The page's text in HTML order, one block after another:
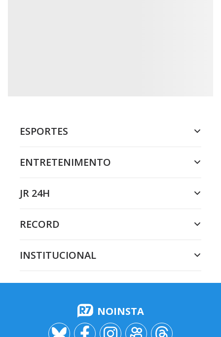
ESPORTES
ENTRETENIMENTO
JR 24H
RECORD
INSTITUCIONAL
NOINSTA